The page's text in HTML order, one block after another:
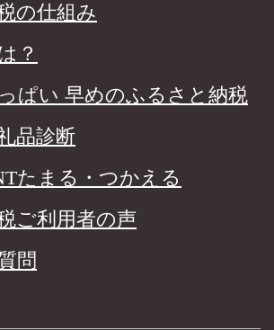
の仕組み
？
ぱい 早めのふるさと納税
品診断
たまる・つかえる
ご利用者の声
問